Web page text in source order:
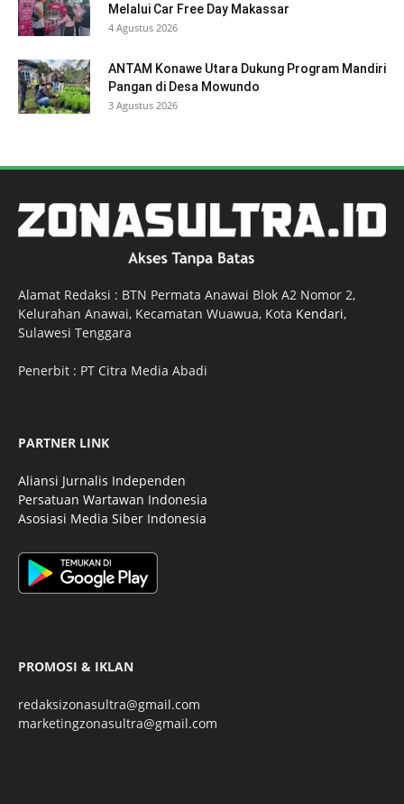
Melalui Car Free Day Makassar
4 Agustus 2026
ANTAM Konawe Utara Dukung Program Mandiri
Pangan di Desa Mowundo
3 Agustus 2026
Alamat Redaksi : BTN Permata Anawai Blok A2 Nomor 2,
Kelurahan Anawai, Kecamatan Wuawua, Kota Kendari,
Sulawesi Tenggara
Penerbit : PT Citra Media Abadi
PARTNER LINK
Aliansi Jurnalis Independen
Persatuan Wartawan Indonesia
Asosiasi Media Siber Indonesia
PROMOSI & IKLAN
redaksizonasultra@gmail.com
marketingzonasultra@gmail.com